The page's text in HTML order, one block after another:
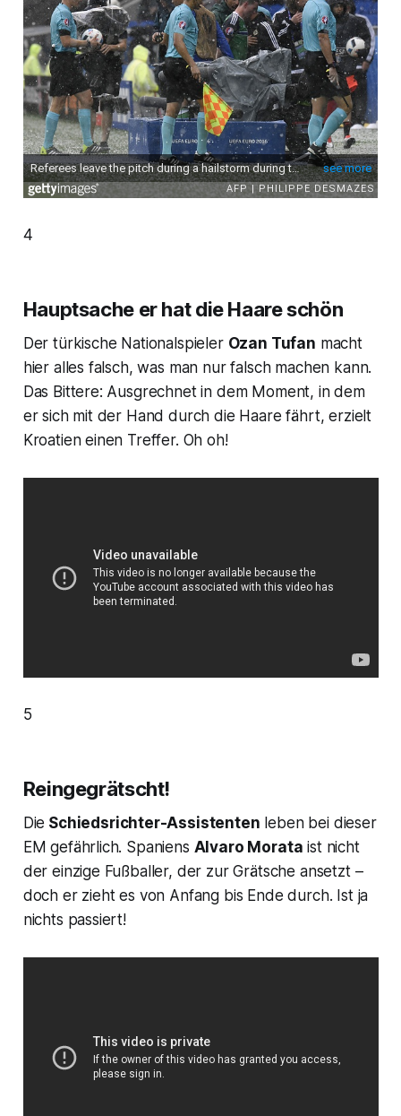
4
Hauptsache er hat die Haare schön
Der türkische Nationalspieler Ozan Tufan macht
hier alles falsch, was man nur falsch machen kann.
Das Bittere: Ausgrechnet in dem Moment, in dem
er sich mit der Hand durch die Haare fährt, erzielt
Kroatien einen Treffer. Oh oh!
5
Reingegrätscht!
Die Schiedsrichter-Assistenten leben bei dieser
EM gefährlich. Spaniens Alvaro Morata ist nicht
der einzige Fußballer, der zur Grätsche ansetzt –
doch er zieht es von Anfang bis Ende durch. Ist ja
nichts passiert!